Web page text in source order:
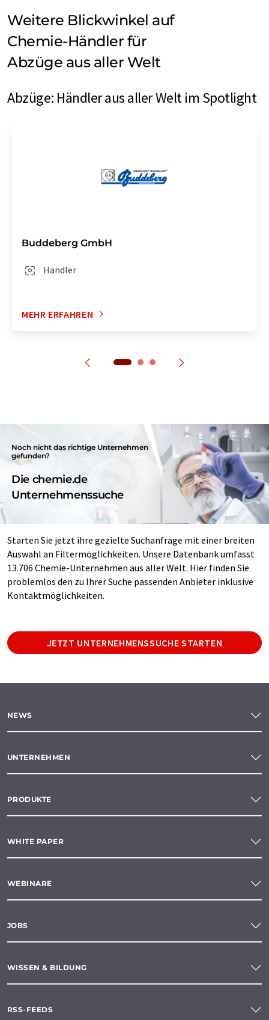
Weitere Blickwinkel auf
Chemie-Händler für
Abzüge aus aller Welt
Abzüge: Händler aus aller Welt im Spotlight
Buddeberg GmbH
Händler
MEHR ERFAHREN
Noch nicht das richtige Unternehmen
gefunden?
Die chemie.de
Unternehmenssuche
Starten Sie jetzt ihre gezielte Suchanfrage mit einer breiten
Auswahl an Filtermöglichkeiten. Unsere Datenbank umfasst
13.706 Chemie-Unternehmen aus aller Welt. Hier finden Sie
problemlos den zu Ihrer Suche passenden Anbieter inklusive
Kontaktmöglichkeiten.
JETZT UNTERNEHMENSSUCHE STARTEN
NEWS
UNTERNEHMEN
PRODUKTE
WHITE PAPER
WEBINARE
JOBS
WISSEN & BILDUNG
RSS-FEEDS